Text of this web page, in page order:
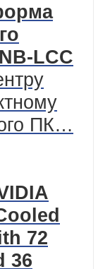
LCC
ПК…
72
36